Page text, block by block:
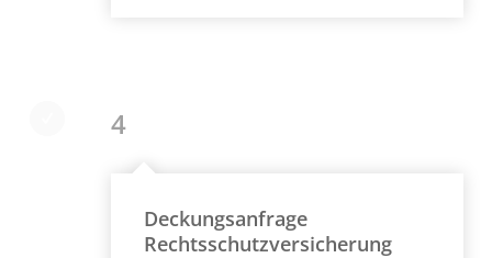
4
Deckungsanfrage
Rechtsschutzversicherung